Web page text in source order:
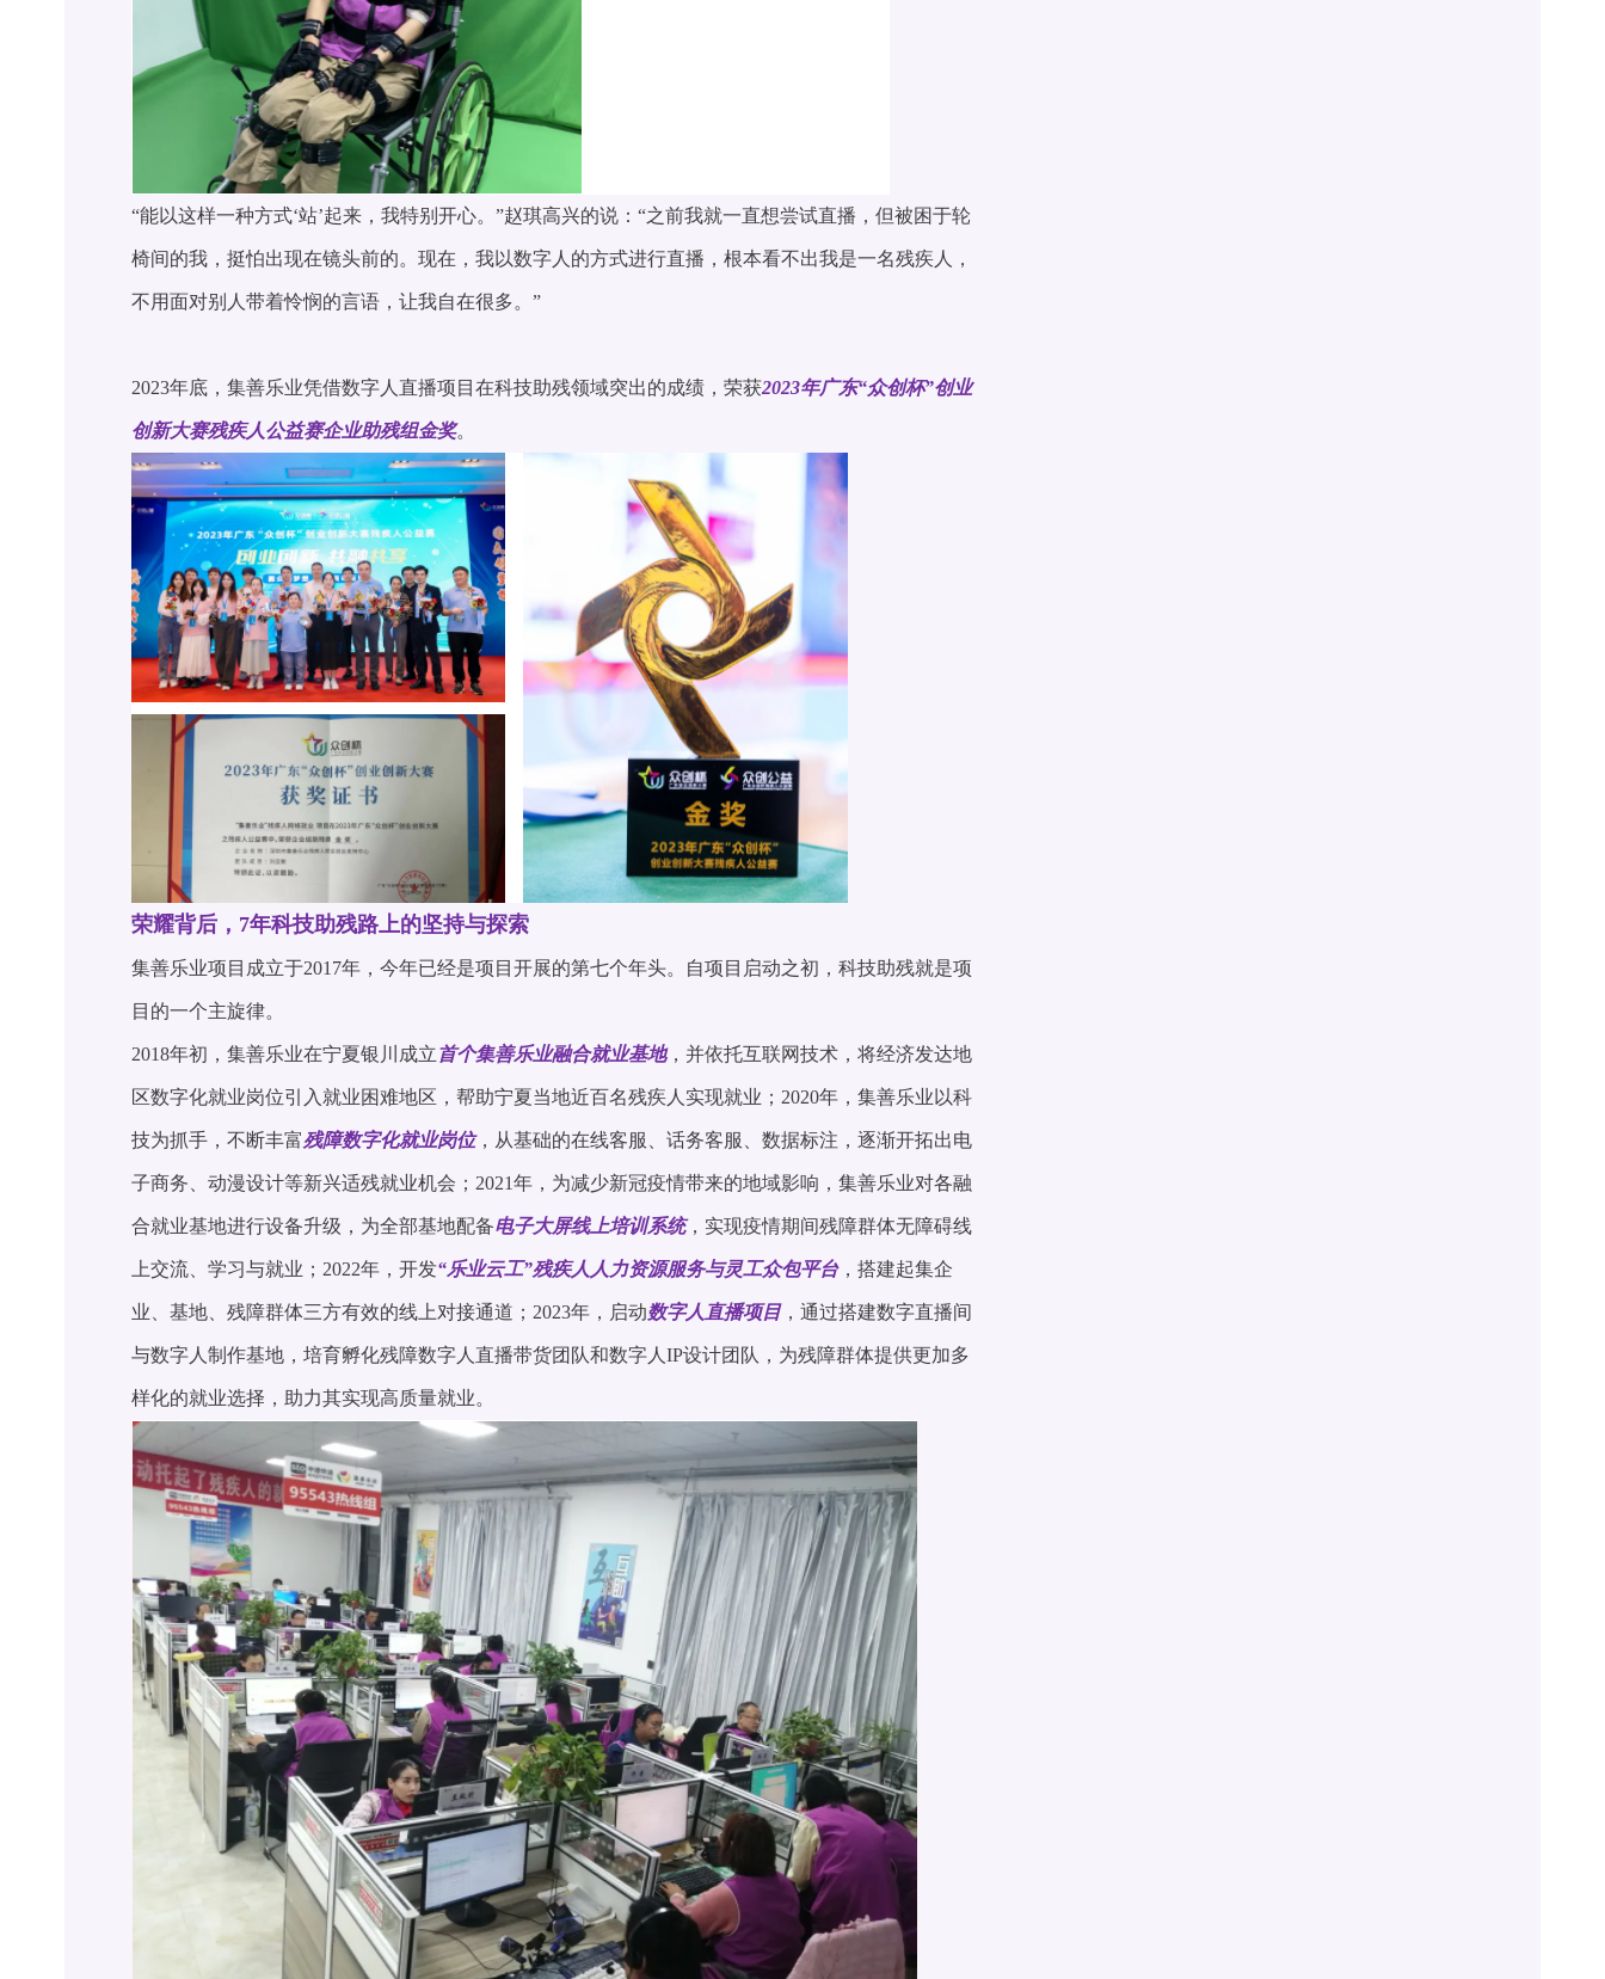
“能以这样一种方式‘站’起来，我特别开心。”赵琪高兴的说：“之前我就一直想尝试直播，但被困于轮
椅间的我，挺怕出现在镜头前的。现在，我以数字人的方式进行直播，根本看不出我是一名残疾人，
不用面对别人带着怜悯的言语，让我自在很多。”
2023年底，集善乐业凭借数字人直播项目在科技助残领域突出的成绩，荣获2023年广东“众创杯”创业
创新大赛残疾人公益赛企业助残组金奖。
荣耀背后，7年科技助残路上的坚持与探索
集善乐业项目成立于2017年，今年已经是项目开展的第七个年头。自项目启动之初，科技助残就是项
目的一个主旋律。
2018年初，集善乐业在宁夏银川成立首个集善乐业融合就业基地，并依托互联网技术，将经济发达地
区数字化就业岗位引入就业困难地区，帮助宁夏当地近百名残疾人实现就业；2020年，集善乐业以科
技为抓手，不断丰富残障数字化就业岗位，从基础的在线客服、话务客服、数据标注，逐渐开拓出电
子商务、动漫设计等新兴适残就业机会；2021年，为减少新冠疫情带来的地域影响，集善乐业对各融
合就业基地进行设备升级，为全部基地配备电子大屏线上培训系统，实现疫情期间残障群体无障碍线
上交流、学习与就业；2022年，开发“乐业云工”残疾人人力资源服务与灵工众包平台，搭建起集企
业、基地、残障群体三方有效的线上对接通道；2023年，启动数字人直播项目，通过搭建数字直播间
与数字人制作基地，培育孵化残障数字人直播带货团队和数字人IP设计团队，为残障群体提供更加多
样化的就业选择，助力其实现高质量就业。